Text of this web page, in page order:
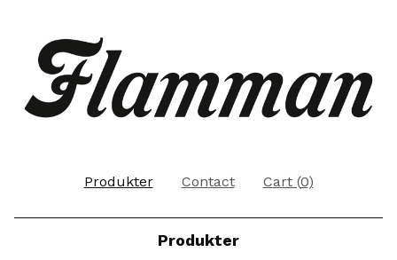
Produkter Contact Cart (0)
Produkter